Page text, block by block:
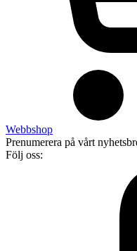
Webbshop
Prenumerera på vårt
Följ oss: